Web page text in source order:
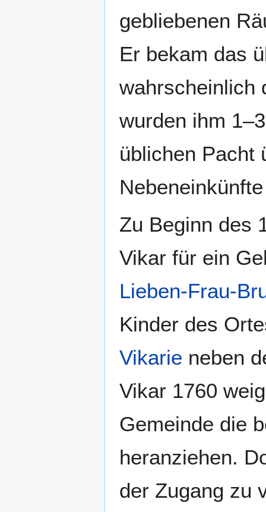
gebliebenen
Er bekam das
wahrscheinlich
wurden ihm
üblichen Pacht
Zu Beginn des
Vikar für ein
Lieben-Frau-
Kinder des
Vikarie neben
Vikar 1760
Gemeinde die
heranziehen.
der Zugang zu